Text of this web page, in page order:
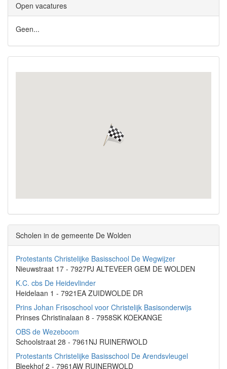
Open vacatures
Geen...
Scholen in de gemeente De Wolden
Protestants Christelijke Basisschool De Wegwijzer
Nieuwstraat 17 - 7927PJ ALTEVEER GEM DE WOLDEN
K.C. cbs De Heidevlinder
Heidelaan 1 - 7921EA ZUIDWOLDE DR
Prins Johan Frisoschool voor Christelijk Basisonderwijs
Prinses Christinalaan 8 - 7958SK KOEKANGE
OBS de Wezeboom
Schoolstraat 28 - 7961NJ RUINERWOLD
Protestants Christelijke Basisschool De Arendsvleugel
Bleekhof 2 - 7961AW RUINERWOLD